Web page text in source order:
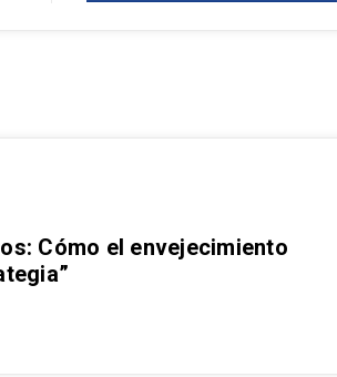
Cómo el envejecimiento